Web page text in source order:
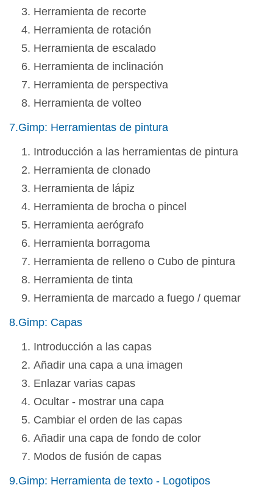
Herramienta de recorte
Herramienta de rotación
Herramienta de escalado
Herramienta de inclinación
Herramienta de perspectiva
Herramienta de volteo
7.Gimp: Herramientas de pintura
Introducción a las herramientas de pintura
Herramienta de clonado
Herramienta de lápiz
Herramienta de brocha o pincel
Herramienta aerógrafo
Herramienta borragoma
Herramienta de relleno o Cubo de pintura
Herramienta de tinta
Herramienta de marcado a fuego / quemar
8.Gimp: Capas
Introducción a las capas
Añadir una capa a una imagen
Enlazar varias capas
Ocultar - mostrar una capa
Cambiar el orden de las capas
Añadir una capa de fondo de color
Modos de fusión de capas
9.Gimp: Herramienta de texto - Logotipos